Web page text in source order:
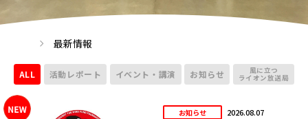
最新情報
ALL 活動レポート イベント・講演 お知らせ 風に立つ
ライオン放送局
お知らせ 2026.08.07